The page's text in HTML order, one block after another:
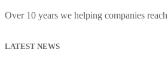
Over 10 years we helping companies
LATEST NEWS